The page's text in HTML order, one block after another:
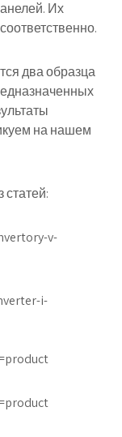
Их
два образца
на нашем
статей:
v-
i-